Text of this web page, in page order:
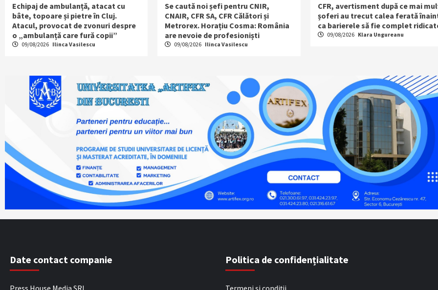
Echipaj de ambulanță, atacat cu
bâte, topoare și pietre în Cluj.
Atacul, provocat de zvonuri despre
o „ambulanță care fură copii”
09/08/2026 Ilinca Vasilescu
Se caută noi șefi pentru CNIR,
CNAIR, CFR SA, CFR Călători și
Metrorex. Horațiu Cosma: România
are nevoie de profesioniști
09/08/2026 Ilinca Vasilescu
CFR, avertisment după ce mai
șoferi au trecut calea ferată
ca barierele să fie complet
09/08/2026 Klara Ungureanu
Date contact companie Politica de confidențialitate